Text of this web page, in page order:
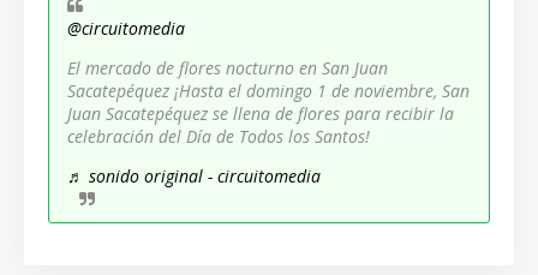
@circuitomedia
El mercado de flores nocturno en San Juan
Sacatepéquez ¡Hasta el domingo 1 de noviembre, San
Juan Sacatepéquez se llena de flores para recibir la
celebración del Día de Todos los Santos!
♬ sonido original - circuitomedia